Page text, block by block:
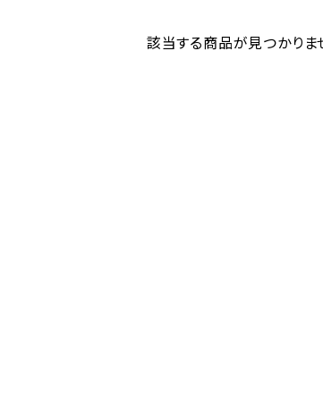
該当する商品が見つかりま